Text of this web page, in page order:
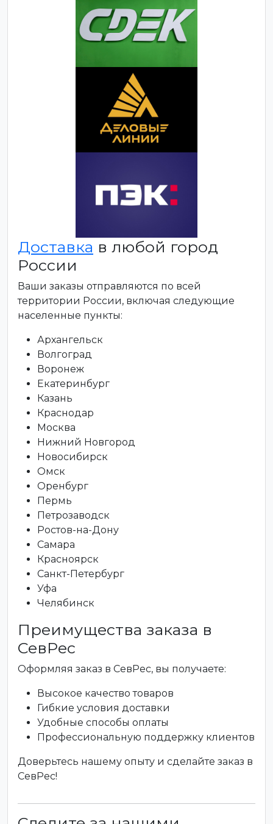
Доставка в любой город
России
Ваши заказы отправляются по всей
территории России, включая следующие
населенные пункты:
Архангельск
Волгоград
Воронеж
Екатеринбург
Казань
Краснодар
Москва
Нижний Новгород
Новосибирск
Омск
Оренбург
Пермь
Петрозаводск
Ростов-на-Дону
Самара
Красноярск
Санкт-Петербург
Уфа
Челябинск
Преимущества заказа в
СевРес
Оформляя заказ в СевРес, вы получаете:
Высокое качество товаров
Гибкие условия доставки
Удобные способы оплаты
Профессиональную поддержку клиентов
Доверьтесь нашему опыту и сделайте заказ в
СевРес!